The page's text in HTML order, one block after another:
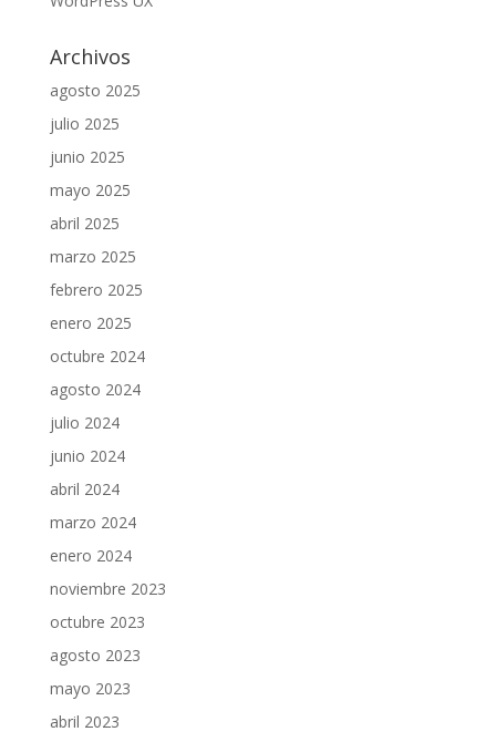
Archivos
agosto 2025
julio 2025
junio 2025
mayo 2025
abril 2025
marzo 2025
febrero 2025
enero 2025
octubre 2024
agosto 2024
julio 2024
junio 2024
abril 2024
marzo 2024
enero 2024
noviembre 2023
octubre 2023
agosto 2023
mayo 2023
abril 2023